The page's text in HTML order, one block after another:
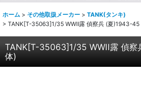
ホーム > その他取扱メーカー > TANK(タンキ)
> TANK[T-35063]1/35 WWII露 偵察兵 (夏)1943-45
TANK[T-35063]1/35 WWII露 偵
体)